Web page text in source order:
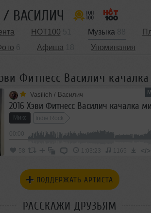
/ ВАСИЛИЧ
HOT100 Музыка
Афиша Упоминания
Фитнесс Василич
Vasilich / Василич
2016 Хэви Фитнесс Василич качалка
Микс Indie Rock
58 1:03:23 1165 </>
ПОДДЕРЖАТЬ АРТИСТА
РАССКАЖИ ДРУЗЬЯМ